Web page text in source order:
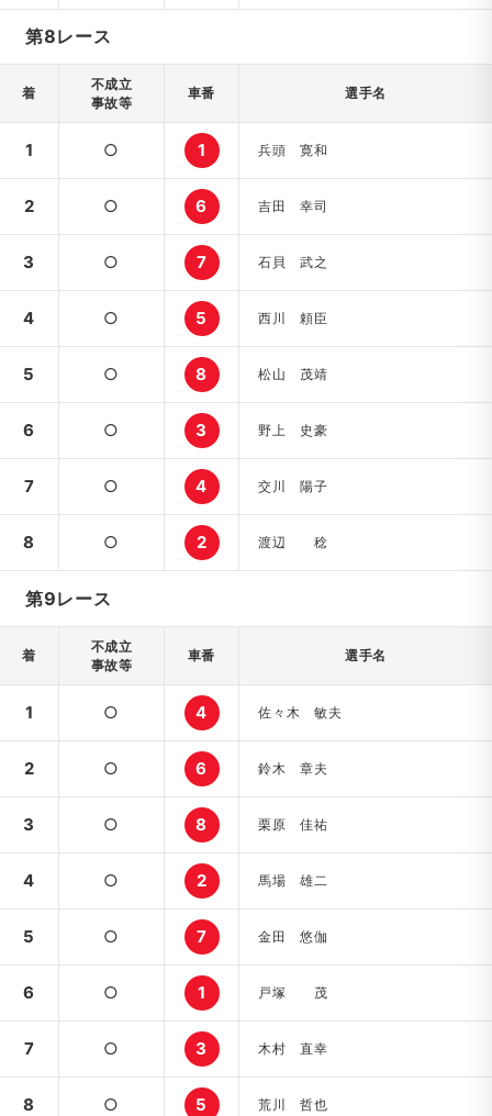
第8レース
着
不成立
事故等
車番 選手名
1 ○ 1 兵頭 寛和
2 ○ 6 吉田 幸司
3 ○ 7 石貝 武之
4 ○ 5 西川 頼臣
5 ○ 8 松山 茂靖
6 ○ 3 野上 史豪
7 ○ 4 交川 陽子
8 ○ 2 渡辺 稔
第9レース
着
不成立
事故等
車番 選手名
1 ○ 4 佐々木 敏夫
2 ○ 6 鈴木 章夫
3 ○ 8 栗原 佳祐
4 ○ 2 馬場 雄二
5 ○ 7 金田 悠伽
6 ○ 1 戸塚 茂
7 ○ 3 木村 直幸
8 ○ 5 荒川 哲也